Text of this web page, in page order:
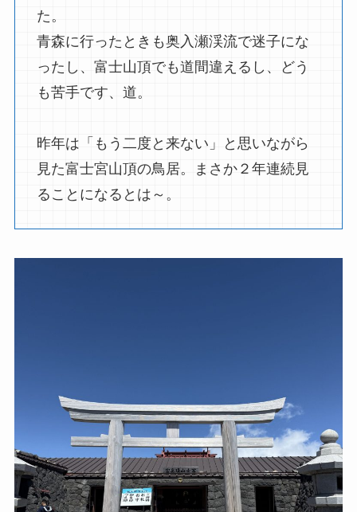
た。
青森に行ったときも奥入瀬渓流で迷子にな
ったし、富士山頂でも道間違えるし、どう
も苦手です、道。
昨年は「もう二度と来ない」と思いながら
見た富士宮山頂の鳥居。まさか２年連続見
ることになるとは～。